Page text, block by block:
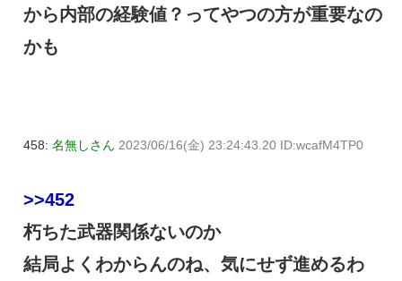
から内部の経験値？ってやつの方が重要なの
かも
458: 名無しさん 2023/06/16(金) 23:24:43.20 ID:wcafM4TP0
>>452
朽ちた武器関係ないのか
結局よくわからんのね、気にせず進めるわ